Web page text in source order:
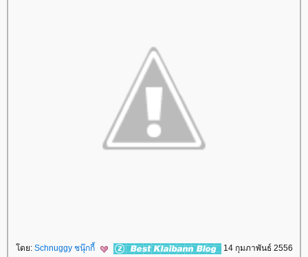
ดย: Schnuggy ชนุ๊กกี้ 14 กุมภาพันธ์ 2556